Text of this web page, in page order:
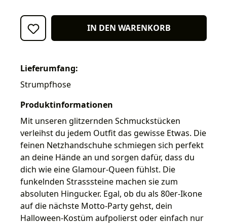
IN DEN WARENKORB
Lieferumfang:
Strumpfhose
Produktinformationen
Mit unseren glitzernden Schmuckstücken
verleihst du jedem Outfit das gewisse Etwas. Die
feinen Netzhandschuhe schmiegen sich perfekt
an deine Hände an und sorgen dafür, dass du
dich wie eine Glamour-Queen fühlst. Die
funkelnden Strasssteine machen sie zum
absoluten Hingucker. Egal, ob du als 80er-Ikone
auf die nächste Motto-Party gehst, dein
Halloween-Kostüm aufpolierst oder einfach nur